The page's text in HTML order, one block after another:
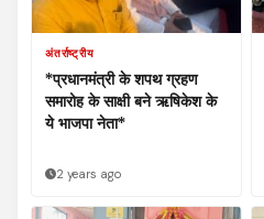
अंतर्राष्ट्रीय
*प्रधानमंत्री के शपथ ग्रहण
समारोह के साक्षी बने ऋषिकेश के
ये भाजपा नेता*
2 years ago